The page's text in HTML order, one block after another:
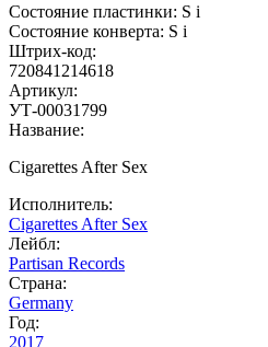
Состояние пластинки: S i
Состояние конверта: S i
Штрих-код:
720841214618
Артикул:
УТ-00031799
Название:
Cigarettes After Sex
Исполнитель:
Cigarettes After Sex
Лейбл:
Partisan Records
Страна:
Germany
Год:
2017